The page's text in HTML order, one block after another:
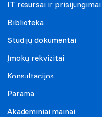
IT resursai ir prisijungimai
Biblioteka
Studijų dokumentai
Įmokų rekvizitai
Konsultacijos
Parama
Akademiniai mainai